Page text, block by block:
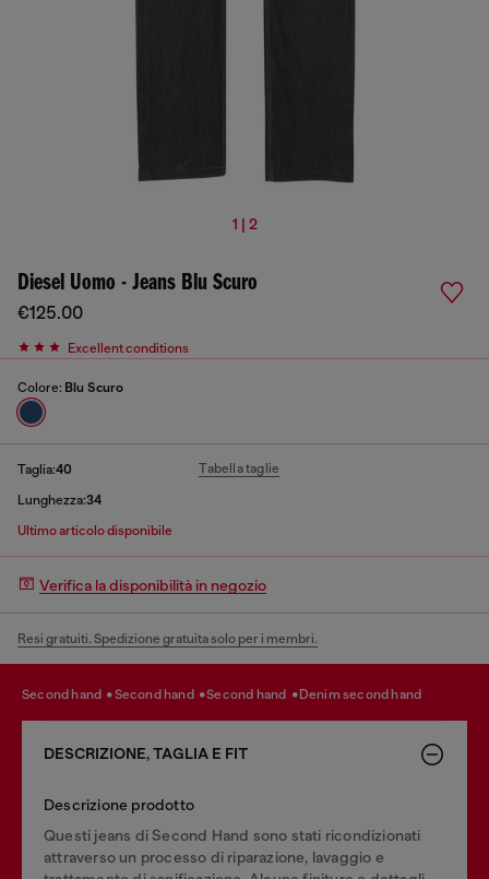
1 | 2
Diesel Uomo - Jeans Blu Scuro
€125.00
Excellent conditions
Colore: Blu Scuro
Taglia:40 Tabella taglie
Lunghezza:34
Ultimo articolo disponibile
Verifica la disponibilità in negozio
Resi gratuiti. Spedizione gratuita solo per i membri.
second hand second hand second hand denim second hand
DESCRIZIONE, TAGLIA E FIT
Descrizione prodotto
Questi jeans di Second Hand sono stati ricondizionati
attraverso un processo di riparazione, lavaggio e